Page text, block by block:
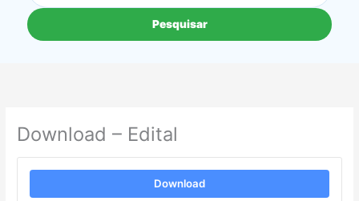
Pesquisar
Download – Edital
Download